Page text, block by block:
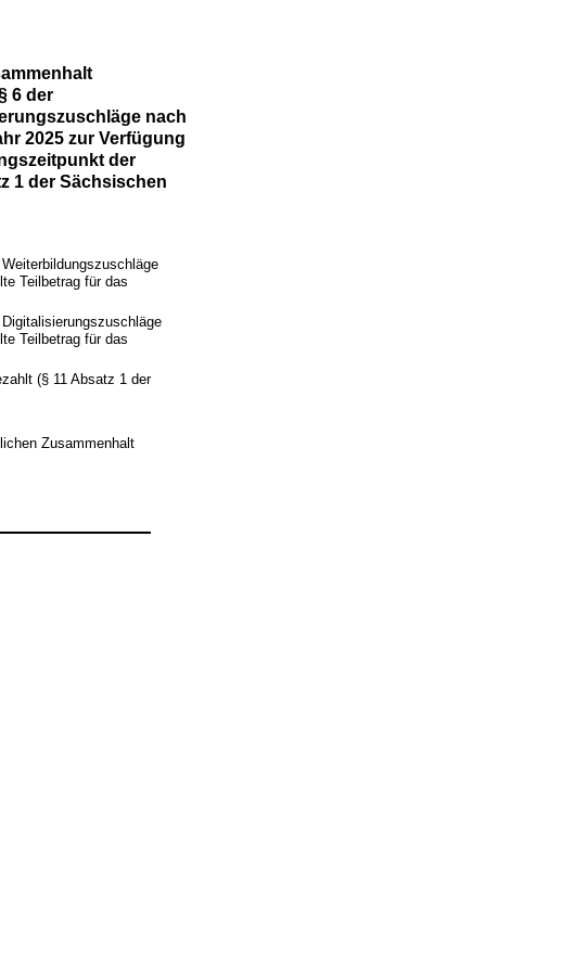
6 der
nach
2025 zur Verfügung
der
1 der Sächsischen
Teilbetrag für das
Teilbetrag für das
(§ 11 Absatz 1 der
Zusammenhalt